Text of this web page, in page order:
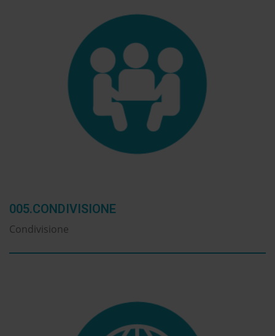
005.CONDIVISIONE
Condivisione